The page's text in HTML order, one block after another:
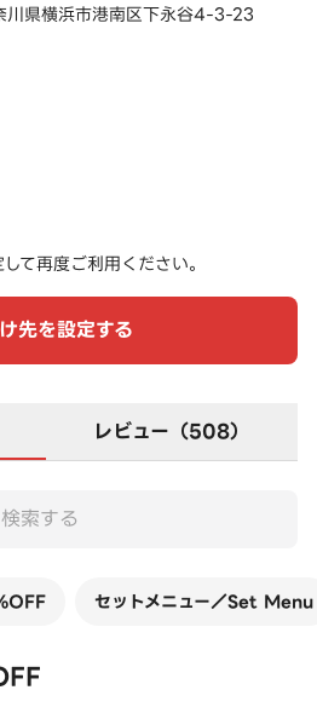
川県横浜市港南区下永谷4-3-23
て再度ご利用ください。
先を設定する
レビュー（508）
セットメニュー／Set Menu